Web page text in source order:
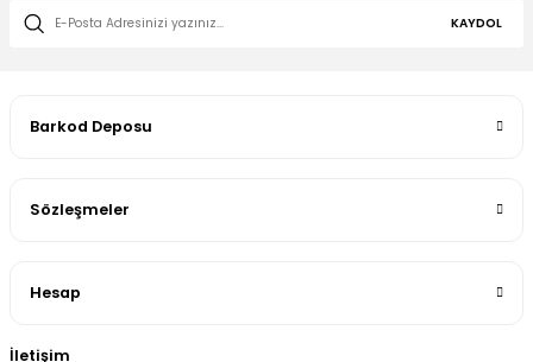
KAYDOL
Barkod Deposu
Sözleşmeler
Hesap
İletişim